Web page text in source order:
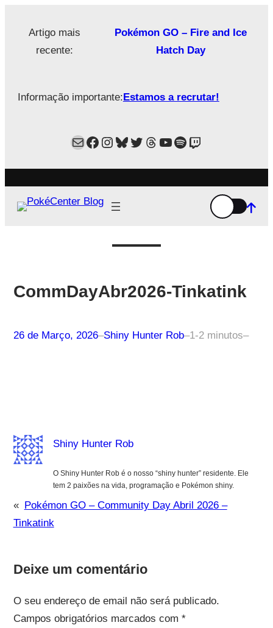
Artigo mais
recente:
Pokémon GO – Fire and Ice
Hatch Day
Informação importante:Estamos a recrutar!
MailFacebook
Instagram
Bluesky
Twitter
Estamos no Threads!
YouTube
Spotify
Twitch
CommDayAbr2026-Tinkatink
26 de Março, 2026–Shiny Hunter Rob–1-2 minutos–
Shiny Hunter Rob
O Shiny Hunter Rob é o nosso “shiny hunter” residente. Ele
tem 2 paixões na vida, programação e Pokémon shiny.
« Pokémon GO – Community Day Abril 2026 –
Tinkatink
Deixe um comentário
O seu endereço de email não será publicado.
Campos obrigatórios marcados com *